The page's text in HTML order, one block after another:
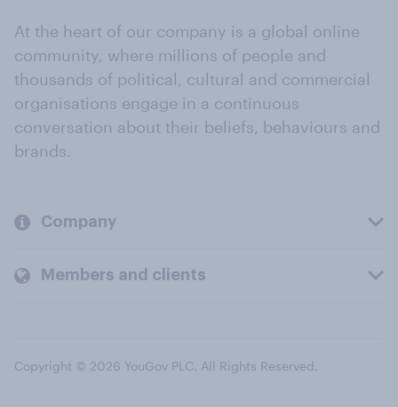
At the heart of our company is a global online
community, where millions of people and
thousands of political, cultural and commercial
organisations engage in a continuous
conversation about their beliefs, behaviours and
brands.
Company
Members and clients
Copyright © 2026 YouGov PLC. All Rights Reserved.